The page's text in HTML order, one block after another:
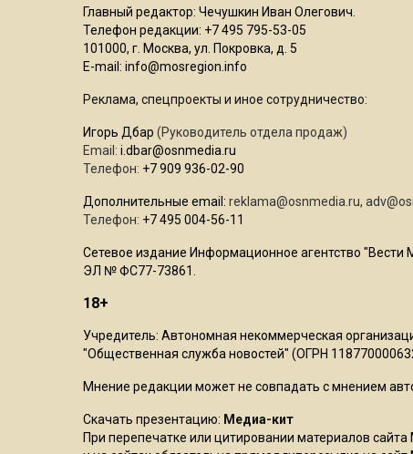
Главный редактор: Чечушкин Иван Олегович.
Телефон редакции: +7 495 795-53-05
101000, г. Москва, ул. Покровка, д. 5
E-mail: info@mosregion.info
Реклама, спецпроекты и иное сотрудничество:
Игорь Дбар (Руководитель отдела продаж)
Email: i.dbar@osnmedia.ru
Телефон: +7 909 936-02-90
Дополнительные email: reklama@osnmedia.ru,
Телефон: +7 495 004-56-11
Сетевое издание Информационное агентство "Вести
ЭЛ № ФС77-73861.
18+
Учредитель: Автономная некоммерческая
"Общественная служба новостей" (ОГРН
Мнение редакции может не совпадать с мнением
Скачать презентацию: Медиа-кит
При перепечатке или цитировании материалов